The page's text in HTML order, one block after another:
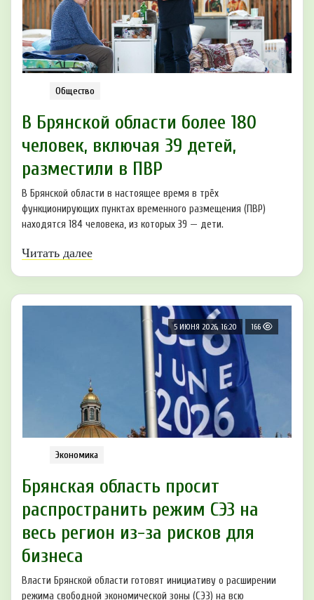
Общество
В Брянской области более 180
человек, включая 39 детей,
разместили в ПВР
В Брянской области в настоящее время в трёх
функционирующих пунктах временного размещения (ПВР)
находятся 184 человека, из которых 39 — дети.
Читать далее
5 ИЮНЯ 2026, 16:20 166
Экономика
Брянская область просит
распространить режим СЭЗ на
весь регион из-за рисков для
бизнеса
Власти Брянской области готовят инициативу о расширении
режима свободной экономической зоны (СЭЗ) на всю